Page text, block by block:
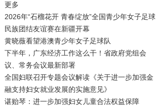
更多
2026年“石榴花开 青春绽放”全国青少年女子足球
民族团结友谊赛在新疆开幕
黄晓薇看望港澳青少年女子足球队
下半年，广东经济工作这么干！省政府党组会
议、常务会议最新部署
全国妇联召开专题会议解读《关于进一步加强金
融支持妇女就业发展的实施意见》
谌贻琴：进一步加强妇女儿童合法权益保障